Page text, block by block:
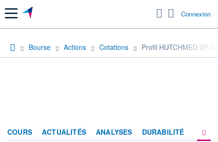
Menu Connexion
Bourse Actions Cotations Profil HUTCHMED SP
COURS ACTUALITÉS ANALYSES DURABILITÉ